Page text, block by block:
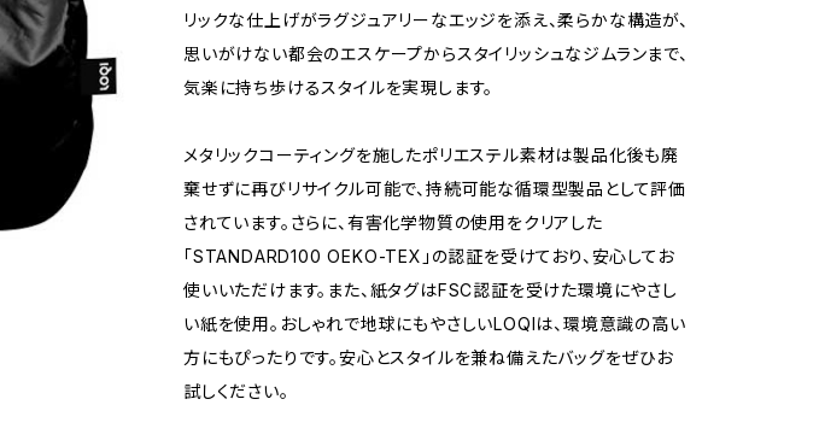
リックな仕上げがラグジュアリーなエッジを添え、柔らかな構造が、
思いがけない都会のエスケープからスタイリッシュなジムランまで、
気楽に持ち歩けるスタイルを実現します。
メタリックコーティングを施したポリエステル素材は製品化後も廃
棄せずに再びリサイクル可能で、持続可能な循環型製品として評価
されています。さらに、有害化学物質の使用をクリアした
「STANDARD100 OEKO-TEX」の認証を受けており、安心してお
使いいただけます。また、紙タグはFSC認証を受けた環境にやさし
い紙を使用。おしゃれで地球にもやさしいLOQIは、環境意識の高い
方にもぴったりです。安心とスタイルを兼ね備えたバッグをぜひお
試しください。